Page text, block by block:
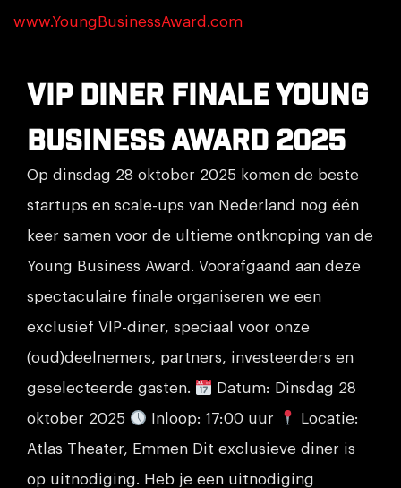
www.YoungBusinessAward.com
VIP diner finale Young
Business Award 2025
Op dinsdag 28 oktober 2025 komen de beste
startups en scale-ups van Nederland nog één
keer samen voor de ultieme ontknoping van de
Young Business Award. Voorafgaand aan deze
spectaculaire finale organiseren we een
exclusief VIP-diner, speciaal voor onze
(oud)deelnemers, partners, investeerders en
geselecteerde gasten.
Datum: Dinsdag 28
oktober 2025
Inloop: 17:00 uur
Locatie:
Atlas Theater, Emmen Dit exclusieve diner is
op uitnodiging. Heb je een uitnodiging